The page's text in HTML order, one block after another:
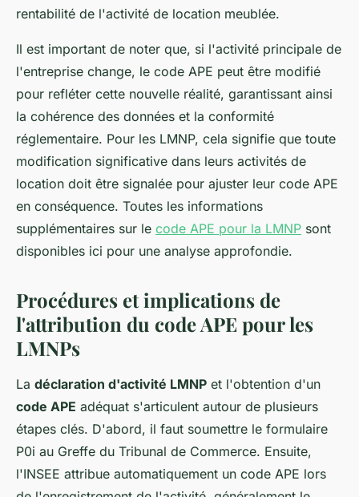
rentabilité de l'activité de location meublée.
Il est important de noter que, si l'activité principale de
l'entreprise change, le code APE peut être modifié
pour refléter cette nouvelle réalité, garantissant ainsi
la cohérence des données et la conformité
réglementaire. Pour les LMNP, cela signifie que toute
modification significative dans leurs activités de
location doit être signalée pour ajuster leur code APE
en conséquence. Toutes les informations
supplémentaires sur le code APE pour la LMNP sont
disponibles ici pour une analyse approfondie.
Procédures et implications de
l'attribution du code APE pour les
LMNPs
La déclaration d'activité LMNP et l'obtention d'un
code APE adéquat s'articulent autour de plusieurs
étapes clés. D'abord, il faut soumettre le formulaire
P0i au Greffe du Tribunal de Commerce. Ensuite,
l'INSEE attribue automatiquement un code APE lors